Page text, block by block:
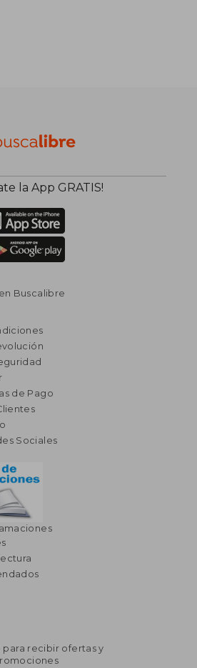
la App GRATIS!
Buscalibre
de Pago
Sociales
para recibir ofertas y